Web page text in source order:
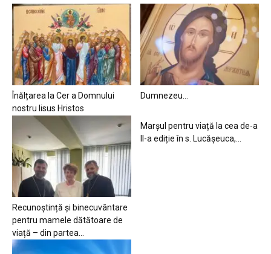
Înălțarea la Cer a Domnului
nostru Iisus Hristos
Dumnezeu…
Recunoștință și binecuvântare
pentru mamele dătătoare de
viață – din partea...
Marșul pentru viață la cea de-a
II-a ediție în s. Lucășeuca,...